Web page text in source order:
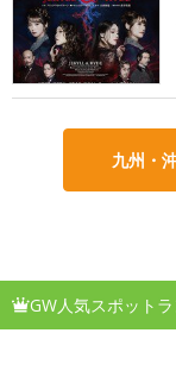
九州・
GW人気スポット